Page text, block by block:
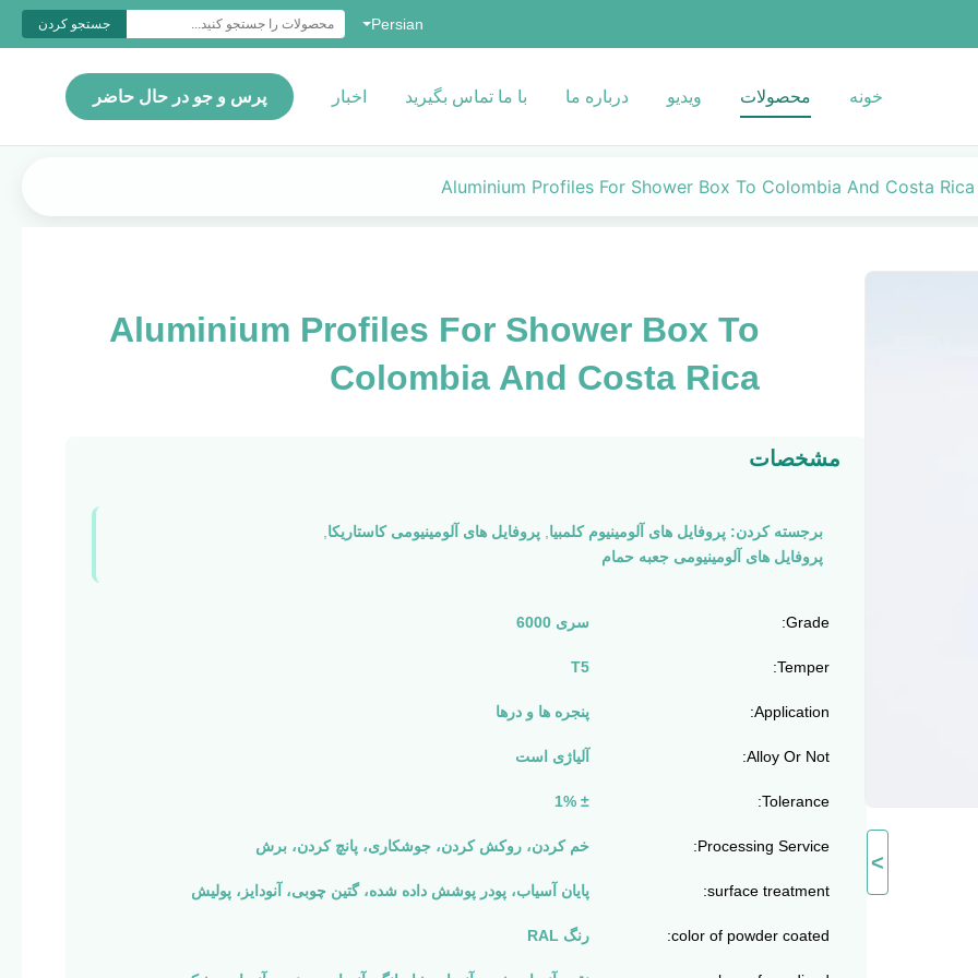
Persian جستجو کردن
خونه محصولات ویدیو درباره ما با ما تماس بگیرید اخبار پرس و جو در حال حاضر
Aluminium Profiles For Shower Box To Colombia And Costa Rica
>
Aluminium Profiles For Shower Box To
Colombia And Costa Rica
مشخصات
برجسته کردن: پروفایل های آلومینیوم کلمبیا پروفایل های آلومینیومی کاستاریکا
پروفایل های آلومینیومی جعبه حمام
Grade: سری 6000
Temper:
T5
Application: پنجره ها و درها
Alloy Or Not: آلیاژی است
Tolerance:
± 1%
Processing Service: خم کردن، روکش کردن، جوشکاری، پانچ کردن، برش
surface treatment: پایان آسیاب، پودر پوشش داده شده، گتین چوبی، آنودایز، پولیش
color of powder coated: رنگ RAL